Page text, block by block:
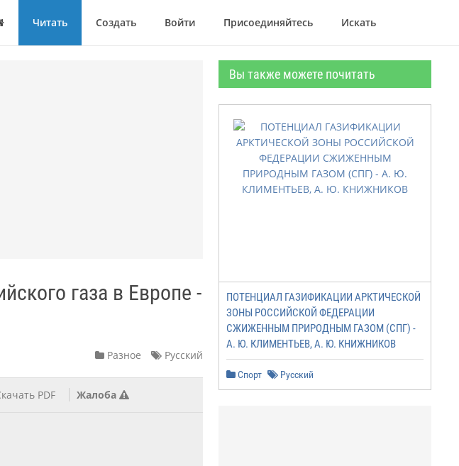
Дом Читать Создать Войти Присоединяйтесь Искать
газа в Европе -
Разное Русский
PDF Жалоба
Вы также можете почитать
ПОТЕНЦИАЛ ГАЗИФИКАЦИИ АРКТИЧЕСКОЙ
ЗОНЫ РОССИЙСКОЙ ФЕДЕРАЦИИ
СЖИЖЕННЫМ ПРИРОДНЫМ ГАЗОМ (СПГ) -
А. Ю. КЛИМЕНТЬЕВ, А. Ю. КНИЖНИКОВ
Спорт Русский